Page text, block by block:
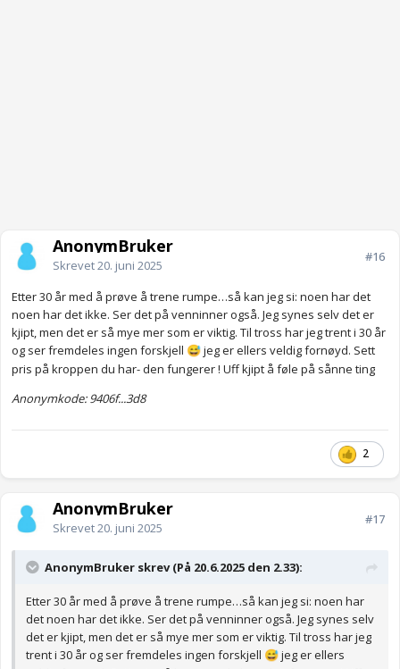
AnonymBruker
Skrevet20. juni 2025
#16
Etter 30 år med å prøve å trene rumpe…så kan jeg si: noen har det
noen har det ikke. Ser det på venninner også. Jeg synes selv det er
kjipt, men det er så mye mer som er viktig. Til tross har jeg trent i 30 år
og ser fremdeles ingen forskjell 😅 jeg er ellers veldig fornøyd. Sett
pris på kroppen du har- den fungerer ! Uff kjipt å føle på sånne ting
Anonymkode: 9406f...3d8
2
AnonymBruker
Skrevet20. juni 2025
#17
AnonymBruker skrev (På 20.6.2025 den 2.33):
Etter 30 år med å prøve å trene rumpe…så kan jeg si: noen har
det noen har det ikke. Ser det på venninner også. Jeg synes selv
det er kjipt, men det er så mye mer som er viktig. Til tross har jeg
trent i 30 år og ser fremdeles ingen forskjell 😅 jeg er ellers